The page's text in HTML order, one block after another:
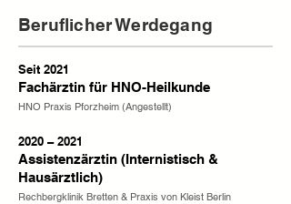
Beruflicher Werdegang
Seit 2021
Fachärztin für HNO-Heilkunde
HNO Praxis Pforzheim (Angestellt)
2020 – 2021
Assistenzärztin (Internistisch &
Hausärztlich)
Rechbergklinik Bretten & Praxis von Kleist Berlin